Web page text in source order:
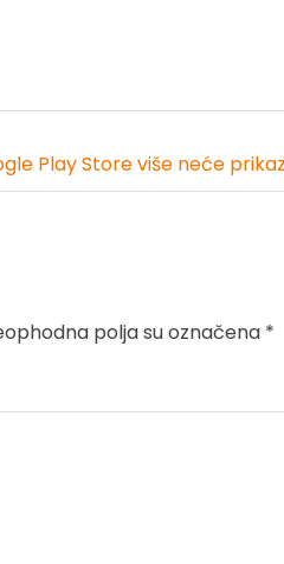
Play Store više neće
polja su označena *